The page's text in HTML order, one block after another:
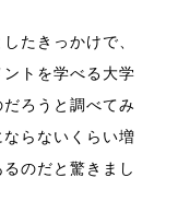
たきっかけで、
トを学べる大学
ろうと調べてみ
らないくらい増
のだと驚きまし